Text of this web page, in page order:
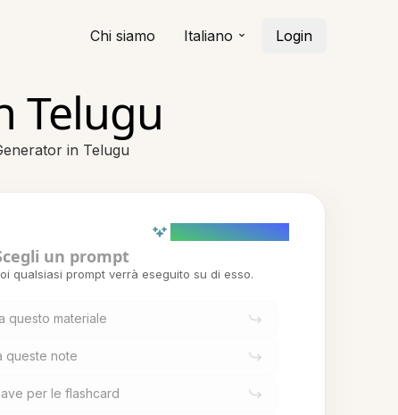
Chi siamo Italiano Login
Telugu
in Telugu
un prompt
qualsiasi prompt verrà eseguito su di esso.
questo materiale
queste note
per le flashcard